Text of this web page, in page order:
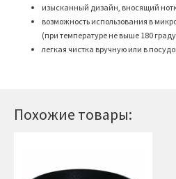
Похожие товары:
изысканный дизайн, вносящий
возможность использования в
(при температуре не выше 180
легкая чистка вручную или в